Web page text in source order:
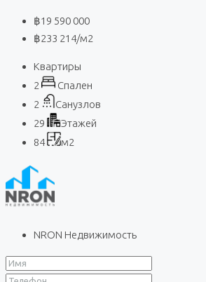
฿19 590 000
฿233 214/м2
Квартиры
2
Спален
2
Санузлов
29
Этажей
84
м2
NRON Недвижимость